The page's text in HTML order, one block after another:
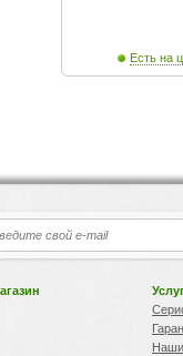
Есть на